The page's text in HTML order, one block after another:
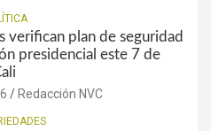
verifican plan de seguridad
presidencial este 7 de
Redacción NVC